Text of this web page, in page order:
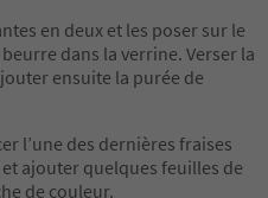
en deux et les poser sur le
dans la verrine. Verser la
ensuite la purée de
l’une des dernières fraises
ajouter quelques feuilles de
de couleur.